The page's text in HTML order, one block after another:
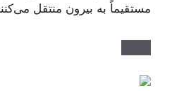
مستقیماً به بیرون منتقل